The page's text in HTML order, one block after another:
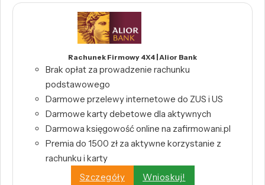
Rachunek Firmowy 4X4 | Alior Bank
Brak opłat za prowadzenie rachunku
podstawowego
Darmowe przelewy internetowe do ZUS i US
Darmowe karty debetowe dla aktywnych
Darmowa księgowość online na zafirmowani.pl
Premia do 1500 zł za aktywne korzystanie z
rachunku i karty
Szczegóły
Wnioskuj!